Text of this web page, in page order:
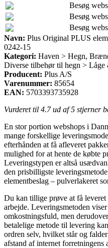
Besøg
Besøg
Besøg
Navn: Plus Original PLUS
0242-15
Kategori: Haven > Hegn,
Diverse tilbehør til hegn > Låge
Producent: Plus A/S
Varenummer: 85654
EAN: 5703393735928
Vurderet til 4.7ud af 5 stjerner
En stor portion webshops i
mange forskellige
efterhånden at få afleveret
mulighed for at hente de købte
Leveringstypen er altså
den prisbilligste
elementbeslag – pulverlakeret
Du kan tillige prøve at få
arbejde. Leveringsmetoden
omkostningsfuld, men
betalelige metode til levering
ordren selv, hvilket står og
afstand af internet forretningens